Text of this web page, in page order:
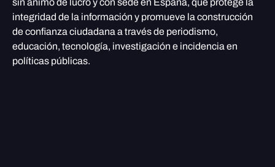
sin ánimo de lucro y con sede en España, que protege la
integridad de la información y promueve la construcción
de confianza ciudadana a través de periodismo,
educación, tecnología, investigación e incidencia en
políticas públicas.